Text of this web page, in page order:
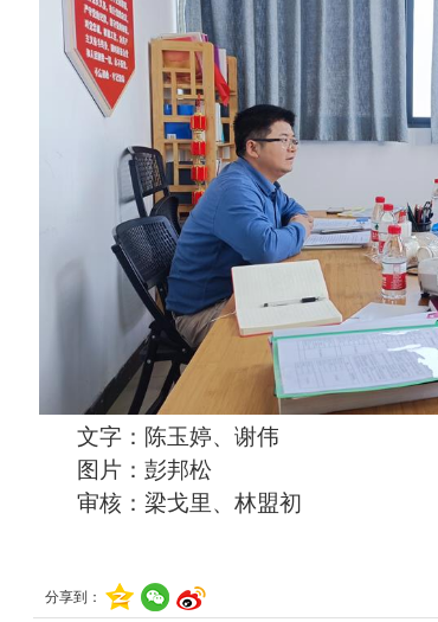
文字：陈玉婷、谢伟
图片：彭邦松
审核：梁戈里、林盟初
分享到：